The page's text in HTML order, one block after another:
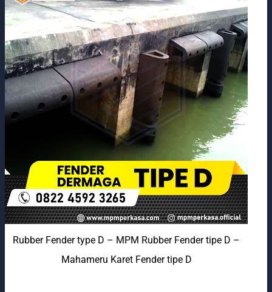
Rubber Fender type D – MPM Rubber Fender tipe D –
Mahameru Karet Fender tipe D